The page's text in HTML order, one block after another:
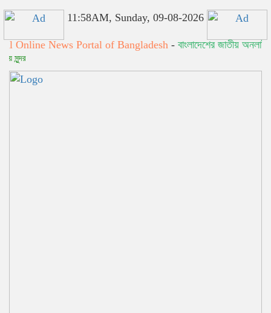
11:58AM, Sunday, 09-08-2026
News Portal of Bangladesh-বাংলাদেশের জাতীয় অনলাইন নিউজ